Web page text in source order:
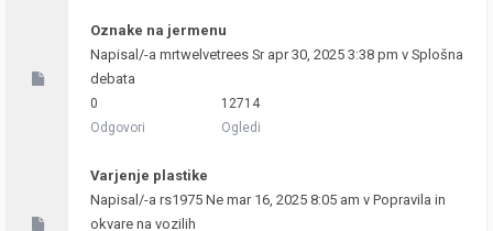
Oznake na jermenu
Napisal/-a mrtwelvetrees Sr apr 30, 2025 3:38 pm v Splošna
debata
0
Odgovori
12714
Ogledi
Varjenje plastike
Napisal/-a rs1975 Ne mar 16, 2025 8:05 am v Popravila in
okvare na vozilih